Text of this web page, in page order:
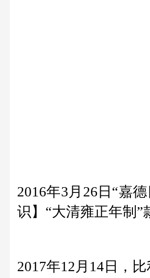
2016年3月26日“嘉
识】“大清雍正年制
2017年12月14日，